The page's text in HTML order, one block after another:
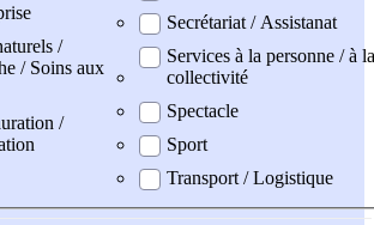
/
/ Soins aux
/
Secrétariat / Assistanat
Services à la personne / à la
collectivité
Spectacle
Sport
Transport / Logistique